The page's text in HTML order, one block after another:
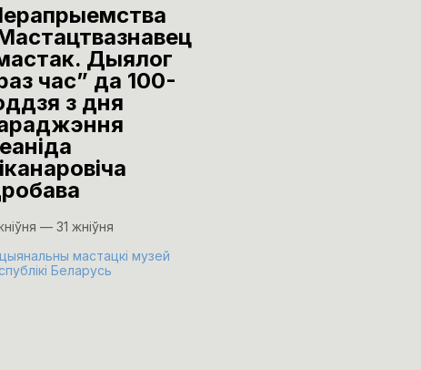
Дыялог
час” да 100-
з дня
— 31 жніўня
мастацкі музей
Беларусь